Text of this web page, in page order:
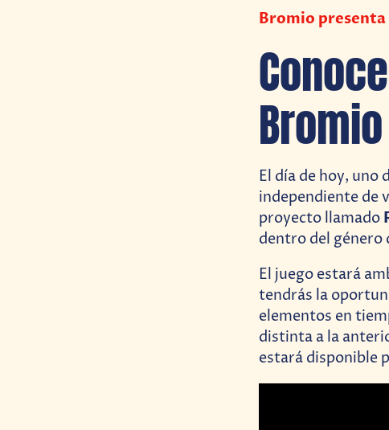
Bromio presenta
El día de hoy, uno
independiente de
proyecto llamado
dentro del género
El juego estará
tendrás la
elementos en
distinta a la
estará disponible